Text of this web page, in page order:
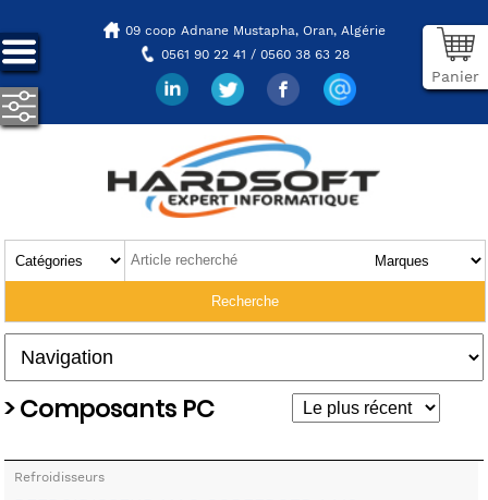
09 coop Adnane Mustapha, Oran, Algérie
0561 90 22 41 / 0560 38 63 28
Panier
> Composants PC
Refroidisseurs